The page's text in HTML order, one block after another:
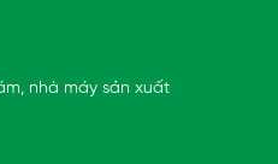
nhà máy sản xuất